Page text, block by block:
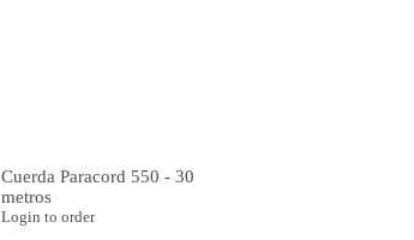
Cuerda Paracord 550 - 30
metros
Login to order